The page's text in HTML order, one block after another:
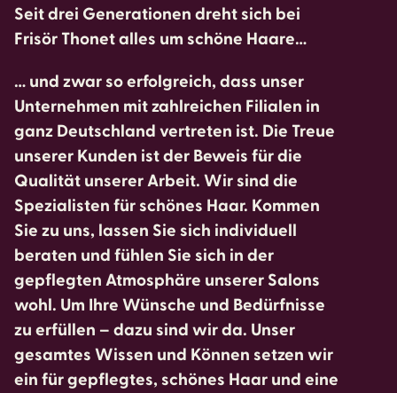
Seit drei Generationen dreht sich bei
Frisör Thonet alles um schöne Haare…
… und zwar so erfolgreich, dass unser
Unternehmen mit zahlreichen Filialen in
ganz Deutschland vertreten ist. Die Treue
unserer Kunden ist der Beweis für die
Qualität unserer Arbeit. Wir sind die
Spezialisten für schönes Haar. Kommen
Sie zu uns, lassen Sie sich individuell
beraten und fühlen Sie sich in der
gepflegten Atmosphäre unserer Salons
wohl. Um Ihre Wünsche und Bedürfnisse
zu erfüllen – dazu sind wir da. Unser
gesamtes Wissen und Können setzen wir
ein für gepflegtes, schönes Haar und eine